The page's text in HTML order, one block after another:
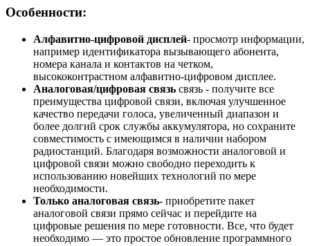
Особенности:
Алфавитно-цифровой дисплей- просмотр информации,
например идентификатора вызывающего абонента,
номера канала и контактов на четком,
высококонтрастном алфавитно-цифровом дисплее.
Аналоговая/цифровая связь связь - получите все
преимущества цифровой связи, включая улучшенное
качество передачи голоса, увеличенный диапазон и
более долгий срок службы аккумулятора, но сохраните
совместимость с имеющимся в наличии набором
радиостанций. Благодаря возможности аналоговой и
цифровой связи можно свободно переходить к
использованию новейших технологий по мере
необходимости.
Только аналоговая связь- приобретите пакет
аналоговой связи прямо сейчас и перейдите на
цифровые решения по мере готовности. Все, что будет
необходимо — это простое обновление программного